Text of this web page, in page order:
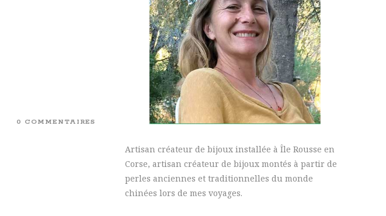
0 COMMENTAIRES
Artisan créateur de bijoux installée à Île Rousse en
Corse, artisan créateur de bijoux montés à partir de
perles anciennes et traditionnelles du monde
chinées lors de mes voyages.